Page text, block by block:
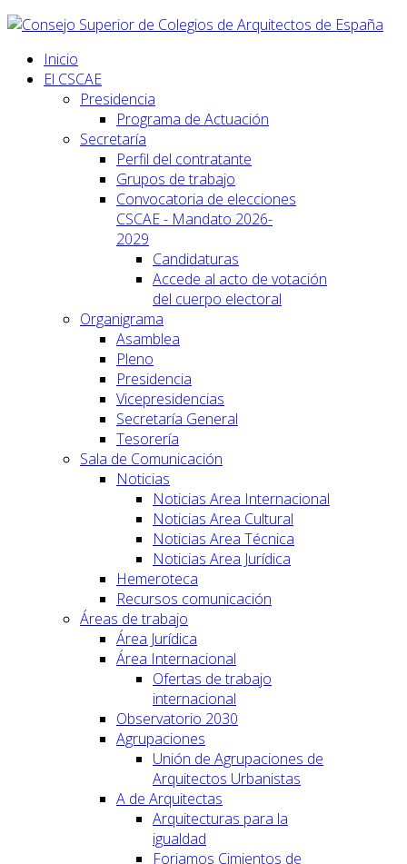
Inicio
El CSCAE
Presidencia
Programa de Actuación
Secretaría
Perfil del contratante
Grupos de trabajo
Convocatoria de elecciones
CSCAE - Mandato 2026-
2029
Candidaturas
Accede al acto de votación
del cuerpo electoral
Organigrama
Asamblea
Pleno
Presidencia
Vicepresidencias
Secretaría General
Tesorería
Sala de Comunicación
Noticias
Noticias Area Internacional
Noticias Area Cultural
Noticias Area Técnica
Noticias Area Jurídica
Hemeroteca
Recursos comunicación
Áreas de trabajo
Área Jurídica
Área Internacional
Ofertas de trabajo
internacional
Observatorio 2030
Agrupaciones
Unión de Agrupaciones de
Arquitectos Urbanistas
A de Arquitectas
Arquitecturas para la
igualdad
Forjamos Cimientos de